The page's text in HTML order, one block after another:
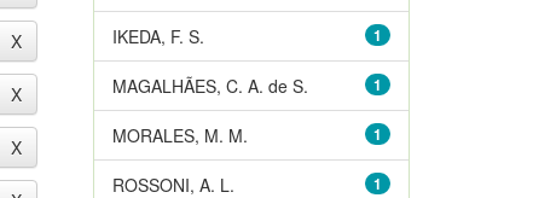
1
IKEDA, F. S.
1
MAGALHÃES, C. A. de S.
1
MORALES, M. M.
1
ROSSONI, A. L.